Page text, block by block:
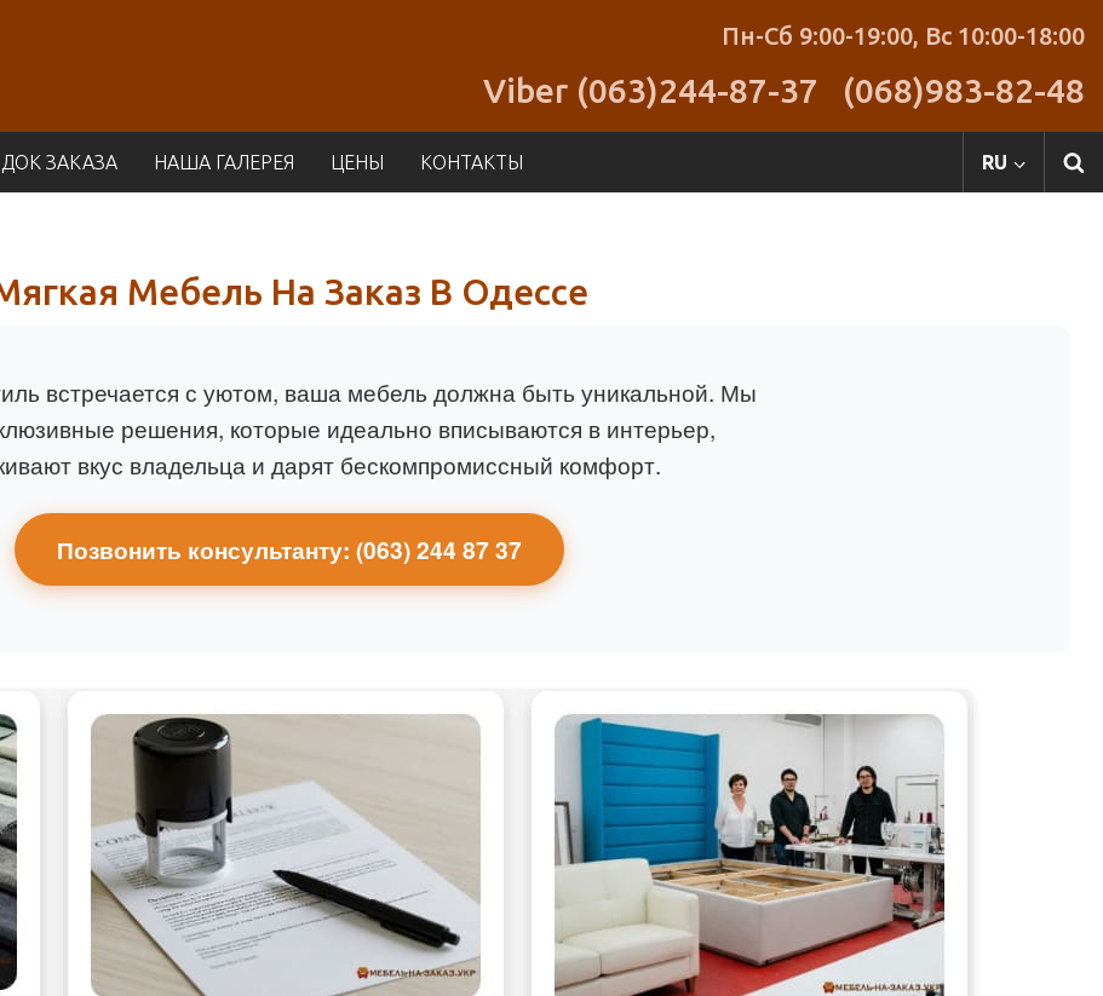
Пн-Сб 9:00-19:00, Вс 10:00-18:00
Viber (063)244-87-37 (068)983-82-48
ЗАКАЗА НАША ГАЛЕРЕЯ ЦЕНЫ КОНТАКТЫ RU
Мебель На Заказ В Одессе
встречается с уютом, ваша мебель должна быть уникальной. Мы
решения, которые идеально вписываются в интерьер,
вкус владельца и дарят бескомпромиссный комфорт.
Позвонить консультанту: (063) 244 87 37